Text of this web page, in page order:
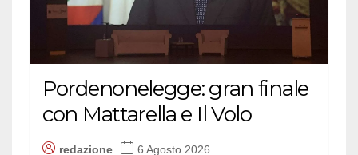
Pordenonelegge: gran finale
con Mattarella e Il Volo
redazione 6 Agosto 2026